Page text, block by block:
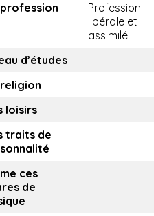
Profession
libérale et
assimilé
d’études
loisirs
traits de
ces
de